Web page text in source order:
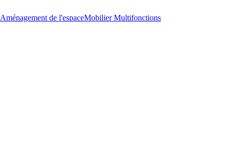
Aménagement de l'espaceMobilier Multifonctions